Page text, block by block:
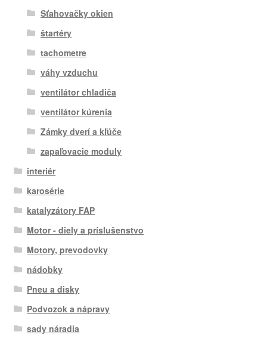
Sťahovačky okien
štartéry
tachometre
váhy vzduchu
ventilátor chladiča
ventilátor kúrenia
Zámky dverí a kľúče
zapaľovacie moduly
interiér
karosérie
katalyzátory FAP
Motor - diely a príslušenstvo
Motory, prevodovky
nádobky
Pneu a disky
Podvozok a nápravy
sady náradia